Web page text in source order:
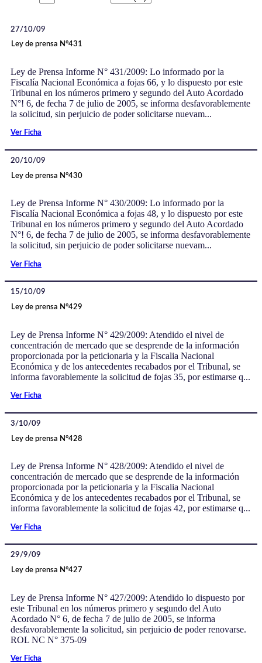
27/10/09
Ley de prensa N°431
Ley de Prensa Informe N° 431/2009: Lo informado por la
Fiscalía Nacional Económica a fojas 66, y lo dispuesto por este
Tribunal en los números primero y segundo del Auto Acordado
N°! 6, de fecha 7 de julio de 2005, se informa desfavorablemente
la solicitud, sin perjuicio de poder solicitarse nuevam...
Ver Ficha
20/10/09
Ley de prensa N°430
Ley de Prensa Informe N° 430/2009: Lo informado por la
Fiscalía Nacional Económica a fojas 48, y lo dispuesto por este
Tribunal en los números primero y segundo del Auto Acordado
N°! 6, de fecha 7 de julio de 2005, se informa desfavorablemente
la solicitud, sin perjuicio de poder solicitarse nuevam...
Ver Ficha
15/10/09
Ley de prensa N°429
Ley de Prensa Informe N° 429/2009: Atendido el nivel de
concentración de mercado que se desprende de la información
proporcionada por la peticionaria y la Fiscalia Nacional
Económica y de los antecedentes recabados por el Tribunal, se
informa favorablemente la solicitud de fojas 35, por estimarse q...
Ver Ficha
3/10/09
Ley de prensa N°428
Ley de Prensa Informe N° 428/2009: Atendido el nivel de
concentración de mercado que se desprende de la información
proporcionada por la peticionaria y la Fiscalia Nacional
Económica y de los antecedentes recabados por el Tribunal, se
informa favorablemente la solicitud de fojas 42, por estimarse q...
Ver Ficha
29/9/09
Ley de prensa N°427
Ley de Prensa Informe N° 427/2009: Atendido lo dispuesto por
este Tribunal en los números primero y segundo del Auto
Acordado N° 6, de fecha 7 de julio de 2005, se informa
desfavorablemente la solicitud, sin perjuicio de poder renovarse.
ROL NC N° 375-09
Ver Ficha